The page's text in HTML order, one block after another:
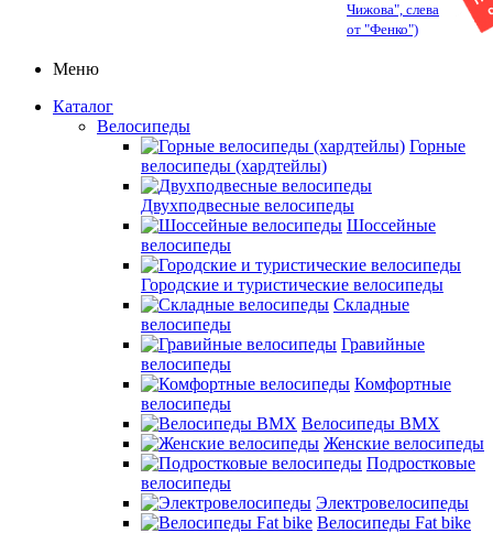
Чижова", слева
от "Фенко")
Меню
Каталог
Велосипеды
Горные
велосипеды (хардтейлы)
Двухподвесные велосипеды
Шоссейные
велосипеды
Городские и туристические велосипеды
Складные
велосипеды
Гравийные
велосипеды
Комфортные
велосипеды
Велосипеды BMX
Женские велосипеды
Подростковые
велосипеды
Электровелосипеды
Велосипеды Fat bike